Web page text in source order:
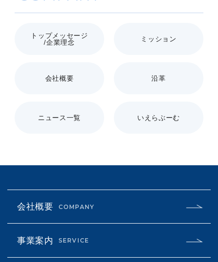
トップメッセージ
/企業理念
ミッション
会社概要 沿革
ニュース一覧 いえらぶーむ
会社概要 COMPANY
事業案内 SERVICE